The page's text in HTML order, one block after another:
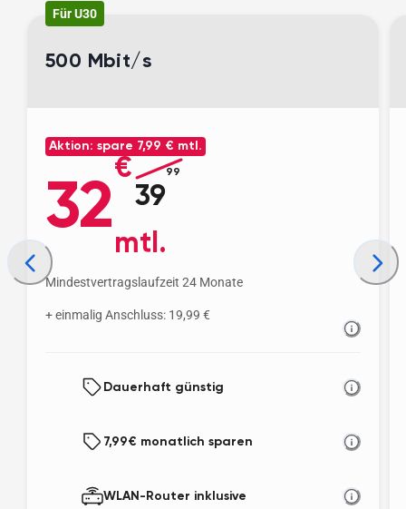
Für U30
500 Mbit/s
Aktion: spare 7,99 € mtl.
32
€
39
99
mtl.
Mindestvertragslaufzeit 24 Monate
+ einmalig Anschluss: 19,99 €
Dauerhaft günstig
7,99€ monatlich sparen
WLAN-Router inklusive